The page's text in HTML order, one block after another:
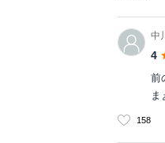
中
4
前
ま
158